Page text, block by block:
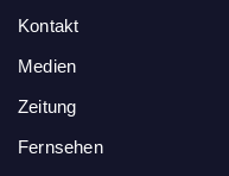
Kontakt
Medien
Zeitung
Fernsehen